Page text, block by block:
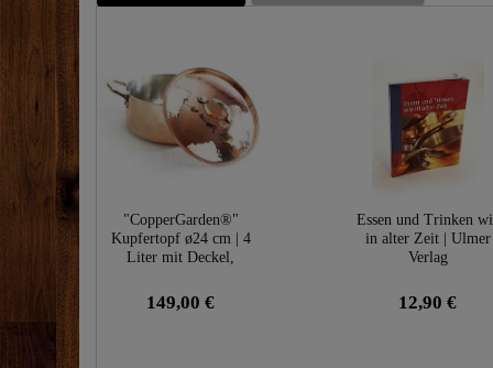
"CopperGarden®"
Kupfertopf ø24 cm | 4
Liter mit Deckel,
149,00 €
Essen und Trinken
in alter Zeit | Ulmer
Verlag
12,90 €